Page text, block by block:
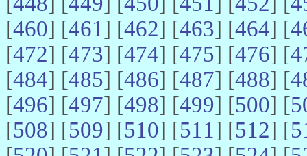
[460] [461] [462] [463] [464] [
[472] [473] [474] [475] [476] [
[484] [485] [486] [487] [488] [
[496] [497] [498] [499] [500] [
[508] [509] [510] [511] [512] [